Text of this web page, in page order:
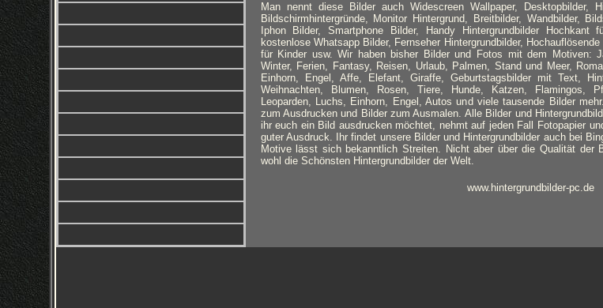
Man nennt diese Bilder auch Widescreen Wallpaper, Desktopbilder,
Bildschirmhintergründe, Monitor Hintergrund, Breitbilder, Wandbilder,
Iphon Bilder, Smartphone Bilder, Handy Hintergrundbilder
kostenlose Whatsapp Bilder, Fernseher Hintergrundbilder,
für Kinder usw. Wir haben bisher Bilder und Fotos mit dem Motiven:
Winter, Ferien, Fantasy, Reisen, Urlaub, Palmen, Stand und Meer,
Einhorn, Engel, Affe, Elefant, Giraffe, Geburtstagsbilder mit Text,
Weihnachten, Blumen, Rosen, Tiere, Hunde, Katzen, Flamingos,
Leoparden, Luchs, Einhorn, Engel, Autos und viele tausende Bilder
zum Ausdrucken und Bilder zum Ausmalen. Alle Bilder und
ihr euch ein Bild ausdrucken möchtet, nehmt auf jeden Fall Fotopapier
guter Ausdruck. Ihr findet unsere Bilder und Hintergrundbilder auch bei
Motive lässt sich bekanntlich Streiten. Nicht aber über die Qualität der
wohl die Schönsten Hintergrundbilder der Welt.
www.hintergrundbilder-pc.de